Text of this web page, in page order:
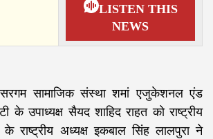
LISTEN THIS
NEWS
सरगम सामाजिक संस्था शमां एजुकेशनल एंड
के उपाध्यक्ष सैयद शाहिद राहत को राष्ट्रीय
अध्यक्ष इकबाल सिंह लालपुरा ने